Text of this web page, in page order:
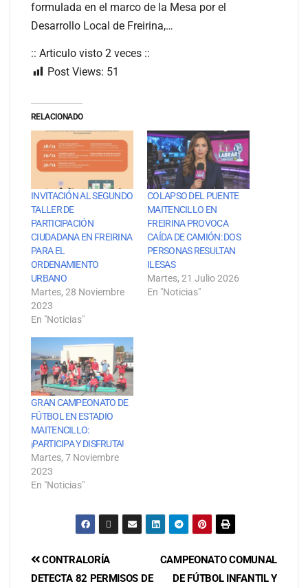
formulada en el marco de la Mesa por el
Desarrollo Local de Freirina,…
:: Articulo visto 2 veces ::
Post Views: 51
RELACIONADO
INVITACIÓN AL SEGUNDO
TALLER DE
PARTICIPACIÓN
CIUDADANA EN FREIRINA
PARA EL
ORDENAMIENTO
URBANO
Martes, 28 Noviembre
2023
En "Noticias"
COLAPSO DEL PUENTE
MAITENCILLO EN
FREIRINA PROVOCA
CAÍDA DE CAMIÓN: DOS
PERSONAS RESULTAN
ILESAS
Martes, 21 Julio 2026
En "Noticias"
GRAN CAMPEONATO DE
FÚTBOL EN ESTADIO
MAITENCILLO:
¡PARTICIPA Y DISFRUTA!
Martes, 7 Noviembre
2023
En "Noticias"
CAMPEONATO COMUNAL
DE FÚTBOL INFANTIL Y
CONTRALORÍA
DETECTA 82 PERMISOS DE